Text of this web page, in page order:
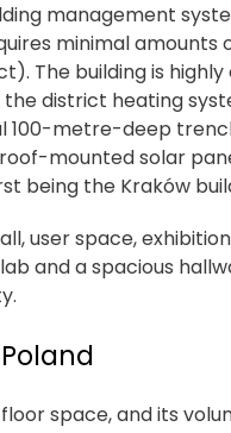
management
minimal
The building is highly
district heating
metre-deep
mounted solar
being the Kraków
user space,
and a spacious
space, and its